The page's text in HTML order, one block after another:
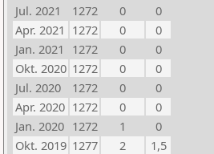
Jul. 2021
1272 0
0
Apr. 2021 1272 0
0
Jan. 2021
1272 0
0
Okt. 2020 1272 0
0
Jul. 2020
1272 0
0
Apr. 2020 1272 0
0
Jan. 2020 1272 1
0
Okt. 2019 1277 2
1,5